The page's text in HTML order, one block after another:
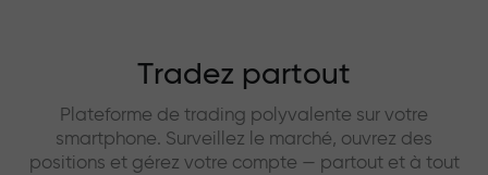
Tradez partout
Plateforme de trading polyvalente sur votre
smartphone. Surveillez le marché, ouvrez des
positions et gérez votre compte — partout et à tout